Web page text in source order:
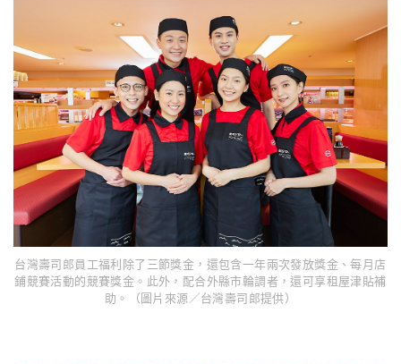
台灣壽司郎員工福利除了三節獎金，還包含一年兩次發放獎金、每月店
鋪競賽活動的競賽獎金。此外，配合外縣市輪調者，還可享租屋津貼補
助。（圖片來源／台灣壽司郎提供）